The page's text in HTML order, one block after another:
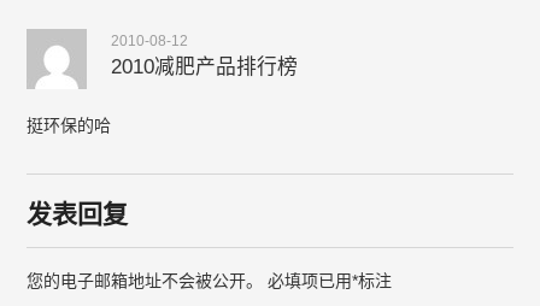
2010-08-12
2010减肥产品排行榜
挺环保的哈
发表回复
您的电子邮箱地址不会被公开。 必填项已用*标注